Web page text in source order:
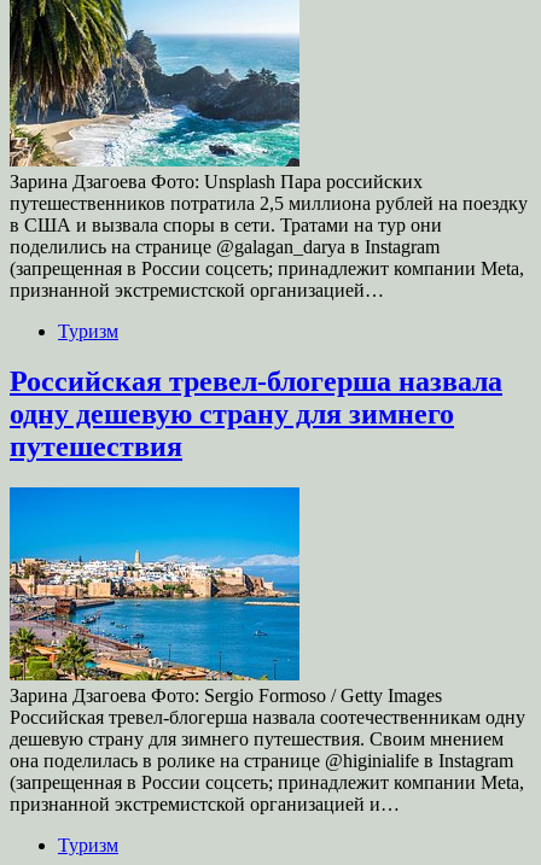
Зарина Дзагоева Фото: Unsplash Пара российских
путешественников потратила 2,5 миллиона рублей на поездку
в США и вызвала споры в сети. Тратами на тур они
поделились на странице @galagan_darya в Instagram
(запрещенная в России соцсеть; принадлежит компании Meta,
признанной экстремистской организацией…
Туризм
Российская тревел-блогерша назвала
одну дешевую страну для зимнего
путешествия
Зарина Дзагоева Фото: Sergio Formoso / Getty Images
Российская тревел-блогерша назвала соотечественникам одну
дешевую страну для зимнего путешествия. Своим мнением
она поделилась в ролике на странице @higinialife в Instagram
(запрещенная в России соцсеть; принадлежит компании Meta,
признанной экстремистской организацией и…
Туризм